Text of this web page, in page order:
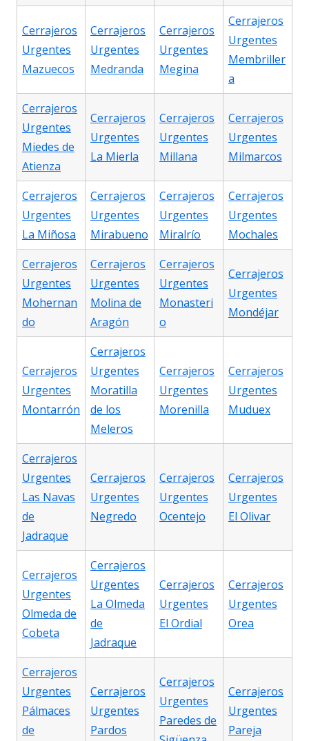
Cerrajeros
Urgentes
Mazuecos
Cerrajeros
Urgentes
Medranda
Cerrajeros
Urgentes
Megina
Cerrajeros
Urgentes
Membriller
a
Cerrajeros
Urgentes
Miedes de
Atienza
Cerrajeros
Urgentes
La Mierla
Cerrajeros
Urgentes
Millana
Cerrajeros
Urgentes
Milmarcos
Cerrajeros
Urgentes
La Miñosa
Cerrajeros
Urgentes
Mirabueno
Cerrajeros
Urgentes
Miralrío
Cerrajeros
Urgentes
Mochales
Cerrajeros
Urgentes
Mohernan
do
Cerrajeros
Urgentes
Molina de
Aragón
Cerrajeros
Urgentes
Monasteri
o
Cerrajeros
Urgentes
Mondéjar
Cerrajeros
Urgentes
Montarrón
Cerrajeros
Urgentes
Moratilla
de los
Meleros
Cerrajeros
Urgentes
Morenilla
Cerrajeros
Urgentes
Muduex
Cerrajeros
Urgentes
Las Navas
de
Jadraque
Cerrajeros
Urgentes
Negredo
Cerrajeros
Urgentes
Ocentejo
Cerrajeros
Urgentes
El Olivar
Cerrajeros
Urgentes
Olmeda de
Cobeta
Cerrajeros
Urgentes
La Olmeda
de
Jadraque
Cerrajeros
Urgentes
El Ordial
Cerrajeros
Urgentes
Orea
Cerrajeros
Urgentes
Pálmaces
de
Cerrajeros
Urgentes
Pardos
Cerrajeros
Urgentes
Paredes de
Cerrajeros
Urgentes
Pareja